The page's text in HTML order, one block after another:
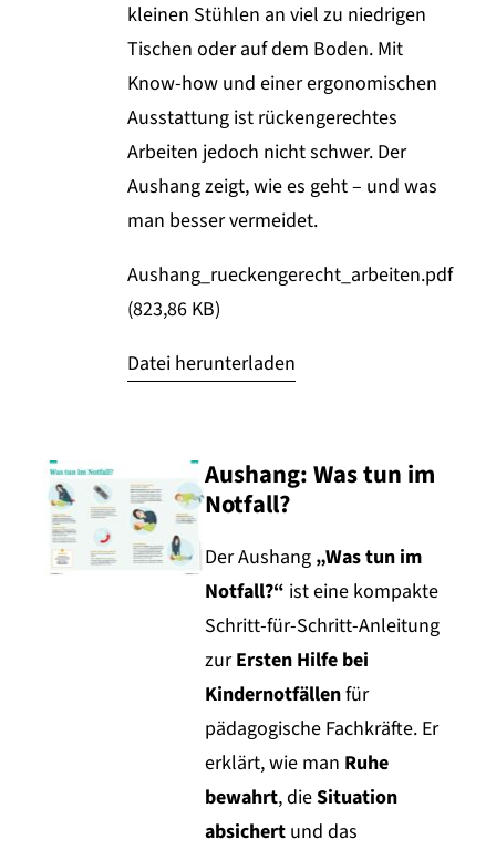
kleinen Stühlen an viel zu niedrigen
Tischen oder auf dem Boden. Mit
Know-how und einer ergonomischen
Ausstattung ist rückengerechtes
Arbeiten jedoch nicht schwer. Der
Aushang zeigt, wie es geht – und was
man besser vermeidet.
Aushang_rueckengerecht_arbeiten.pdf
(823,86 KB)
Datei herunterladen
Aushang: Was tun im
Notfall?
Der Aushang „Was tun im
Notfall?“ ist eine kompakte
Schritt-für-Schritt-Anleitung
zurErsten Hilfe bei
Kindernotfällenfür
pädagogische Fachkräfte. Er
erklärt, wie man Ruhe
bewahrt, dieSituation
absichert und das